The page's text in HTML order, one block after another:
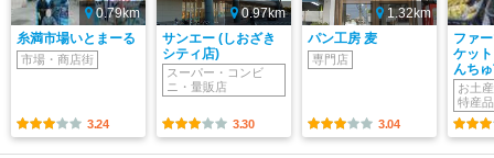
0.79km
糸満市場いとまーる
市場・商店街
3.24
0.97km
サンエー (しおざき
シティ店)
スーパー・コンビ
ニ・量販店
3.30
1.32km
パン工房 麦
専門店
3.04
ファ
ケッ
んち
お土
特産品